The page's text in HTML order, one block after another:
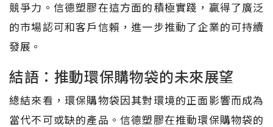
競爭力。信德塑膠在這方面的積極實踐，贏得了廣泛
的市場認可和客戶信賴，進一步推動了企業的可持續
發展。
結語：推動環保購物袋的未來展望
總結來看，環保購物袋因其對環境的正面影響而成為
當代不可或缺的產品。信德塑膠在推動環保購物袋的